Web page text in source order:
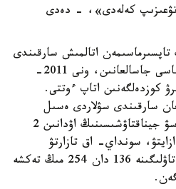
تۋعىزىپ كەلەدى»، - دەدى
تاپسىرماسىمەن اتالمىش سارقىندى
سۋ جيناقتاۋشىسىن جويۋ جوباسى جاسالعانىن، ونى 2011-
كوزدەلگەنىن اتاپ ءوتتى.
سارقىندى سۋلاردى ەسىل
وزەنىنە جىبەرىپ، تالدىكول سۋ جيناقتاۋشىسىنىڭ اۋدانىن 2
ازايتۋ، سونداي- اق تازارتۋ
قۇرىلعىلارىنىڭ ونىمدىلىگىن تاۋلىگىنە 136 دان 254 مىڭ تەكشە